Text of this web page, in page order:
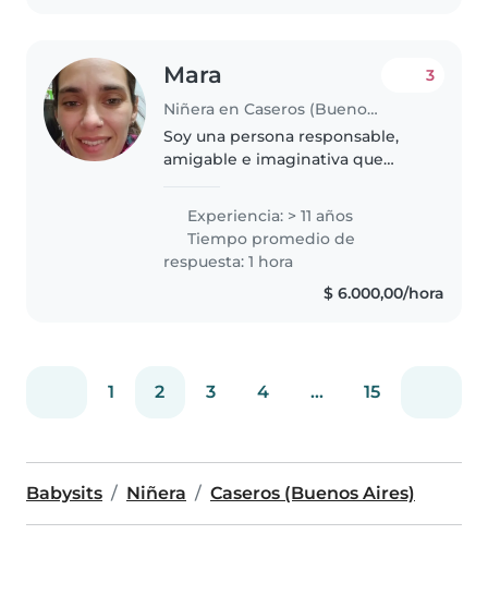
Mara
Niñera en Caseros (Buenos Aires)
3
Soy una persona responsable,
amigable e imaginativa que
dibujar, leer, hacer música y
jugar. También realizo tareas
domesticas. Aunque no tengo
certificado..
Experiencia: > 11 años
Tiempo promedio de
respuesta: 1 hora
$ 6.000,00/hora
1 2 3 4 ... 15
Babysits Niñera Caseros (Buenos Aires)